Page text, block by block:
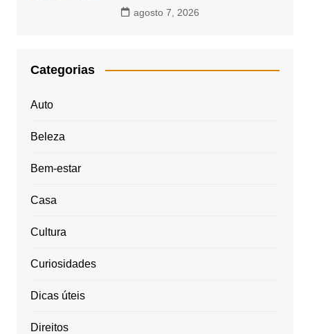
agosto 7, 2026
Categorias
Auto
Beleza
Bem-estar
Casa
Cultura
Curiosidades
Dicas úteis
Direitos